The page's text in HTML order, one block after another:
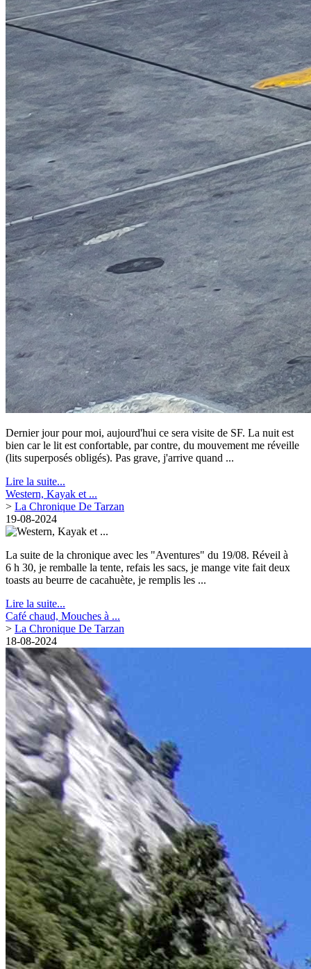
Dernier jour pour moi, aujourd'hui ce sera visite de SF. La nuit est
bien car le lit est confortable, par contre, du mouvement me réveille
(lits superposés obligés). Pas grave, j'arrive quand ...
Lire la suite...
Western, Kayak et ...
> La Chronique De Tarzan
19-08-2024
La suite de la chronique avec les "Aventures" du 19/08. Réveil à
6 h 30, je remballe la tente, refais les sacs, je mange vite fait deux
toasts au beurre de cacahuète, je remplis les ...
Lire la suite...
Café chaud, Mouches à ...
> La Chronique De Tarzan
18-08-2024